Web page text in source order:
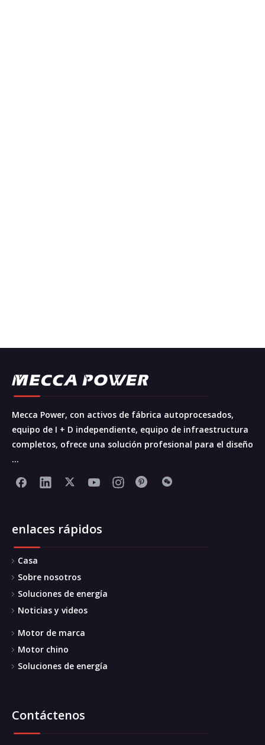
Mecca Power, con activos de fábrica autoprocesados,
equipo de I + D independiente, equipo de infraestructura
completos, ofrece una solución profesional para el diseño
...
enlaces rápidos
Casa
Sobre nosotros
Soluciones de energía
Noticias y videos
Motor de marca
Motor chino
Soluciones de energía
Contáctenos